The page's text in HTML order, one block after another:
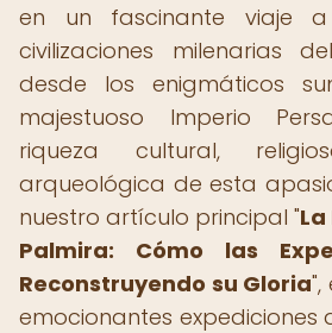
en un fascinante viaje
civilizaciones milenarias
desde los enigmáticos
majestuoso Imperio
riqueza cultural,
arqueológica de esta
nuestro artículo principal "
Palmira: Cómo las
Reconstruyendo su Gloria",
emocionantes expediciones